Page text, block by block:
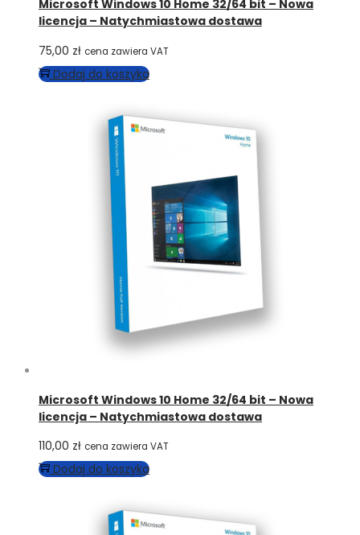
Microsoft Windows 10 Home 32/64 bit – Nowa
licencja – Natychmiastowa dostawa
75,00 zł cena zawiera VAT
Dodaj do koszyka
Microsoft Windows 10 Home 32/64 bit – Nowa
licencja – Natychmiastowa dostawa
110,00 zł cena zawiera VAT
Dodaj do koszyka